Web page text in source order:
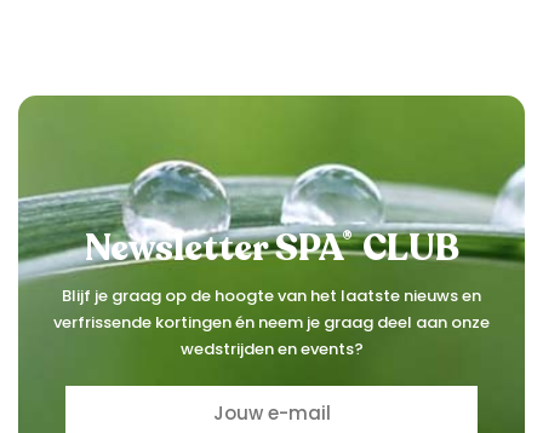
Newsletter SPA®CLUB
Blijf je graag op de hoogte van het laatste nieuws en
verfrissende kortingen én neem je graag deel aan onze
wedstrijden en events?